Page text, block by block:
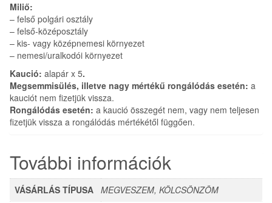
Miliő:
– felső polgári osztály
– felső-középosztály
– kis- vagy középnemesi környezet
– nemesi/uralkodói környezet
Kaució: alapár x 5.
Megsemmisülés, illetve nagy mértékű rongálódás esetén: a
kauciót nem fizetjük vissza.
Rongálódás esetén: a kaució összegét nem, vagy nem teljesen
fizetjük vissza a rongálódás mértékétől függően.
További információk
VÁSÁRLÁS TÍPUSA MEGVESZEM, KÖLCSÖNZÖM